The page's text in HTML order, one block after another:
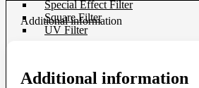
Special Effect Filter
Square Filter
UV Filter
Film 35 MM.
Additional information
Additional information